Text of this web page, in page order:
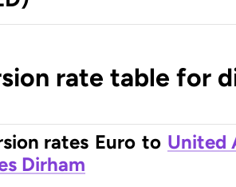
rate table for
rates Euro to United
Dirham